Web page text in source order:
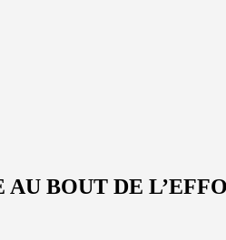
BOUT DE